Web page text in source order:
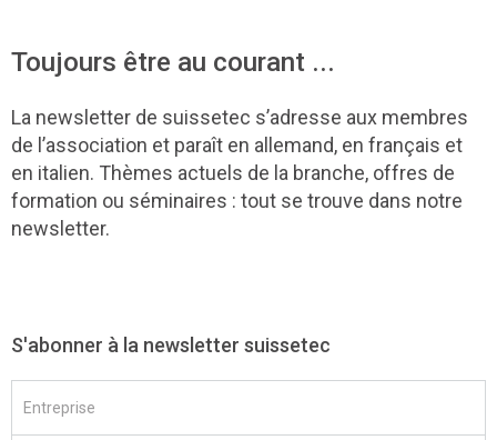
Toujours être au courant ...
La newsletter de suissetec s’adresse aux membres
de l’association et paraît en allemand, en français et
en italien. Thèmes actuels de la branche, offres de
formation ou séminaires : tout se trouve dans notre
newsletter.
S'abonner à la newsletter suissetec